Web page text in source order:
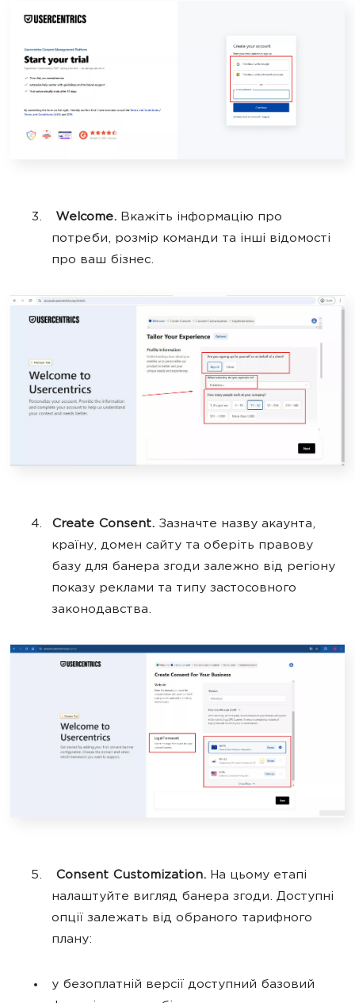
Welcome. Вкажіть інформацію про
потреби, розмір команди та інші відомості
про ваш бізнес.
Create Consent. Зазначте назву акаунта,
країну, домен сайту та оберіть правову
базу для банера згоди залежно від регіону
показу реклами та типу застосовного
законодавства.
Consent Customization. На цьому етапі
налаштуйте вигляд банера згоди. Доступні
опції залежать від обраного тарифного
плану:
у безоплатній версії доступний базовий